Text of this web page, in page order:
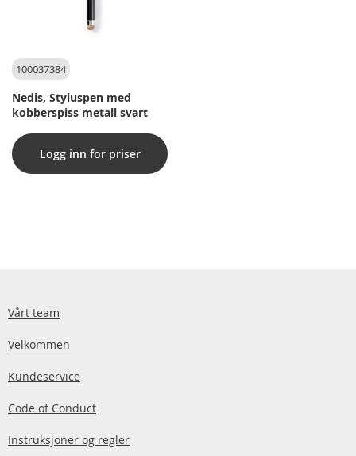
100037384
Nedis, Styluspen med
kobberspiss metall svart
Logg inn for priser
Vårt team
Velkommen
Kundeservice
Code of Conduct
Instruksjoner og regler